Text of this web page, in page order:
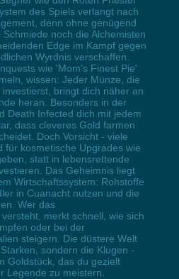
des Spiels verlangt nach
denn ohne genügend
noch die Alchemisten
Edge im Kampf gegen
Wyrdnis verschaffen.
wie 'Mom's Finest Pie'
wissen: Jeder Münze, die
bringt dich näher an
heran. Besonders in der
Death Infected dich mit jedem
dass cleveres Gold farmen
Doch Vorsicht - viele
für kosmetische Upgrades wie
statt in lebensrettende
Das Geheimnis liegt
Wirtschaftssystem: Rohstoffe
in Cuanacht nutzen und die
Wer das
merkt schnell, wie sich
oder bei der
steigern. Die düstere Welt
sondern die Klugen -
Goldstück, das du gezielt
Legende zu meistern.